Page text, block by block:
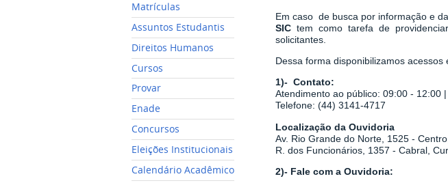
Matrículas
Assuntos Estudantis
Direitos Humanos
Cursos
Provar
Enade
Concursos
Eleições Institucionais
Calendário Acadêmico
Em caso de busca por informação e
SICtem como tarefa de
solicitantes.
Dessa forma disponibilizamos
1)- Contato:
Atendimento ao público: 09:00 - 12:00
Telefone: (44) 3141-4717
Localização da Ouvidoria
Av. Rio Grande do Norte, 1525 -
R. dos Funcionários, 1357 - Cabral,
2)- Fale com a Ouvidoria: